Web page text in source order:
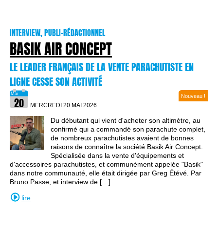
INTERVIEW, PUBLI-RÉDACTIONNEL
BASIK AIR CONCEPT
LE LEADER FRANÇAIS DE LA VENTE PARACHUTISTE EN
LIGNE CESSE SON ACTIVITÉ
MERCREDI 20 MAI 2026
Nouveau !
Du débutant qui vient d'acheter son altimètre, au
confirmé qui a commandé son parachute complet,
de nombreux parachutistes avaient de bonnes
raisons de connaître la société Basik Air Concept.
Spécialisée dans la vente d'équipements et
d'accessoires parachutistes, et communément appelée "Basik"
dans notre communauté, elle était dirigée par Greg Étévé. Par
Bruno Passe, et interview de […]
lire